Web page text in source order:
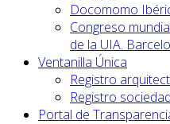
Docomomo
Congreso
de la UIA.
Ventanilla Única
Registro
Registro
Portal de